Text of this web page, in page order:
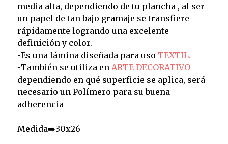
media alta, dependiendo de tu plancha , al ser
un papel de tan bajo gramaje se transfiere
rápidamente logrando una excelente
definición y color.
•Es una lámina diseñada para uso TEXTIL.
•También se utiliza en ARTE DECORATIVO
dependiendo en qué superficie se aplica, será
necesario un Polímero para su buena
adherencia
Medida➡️30x26